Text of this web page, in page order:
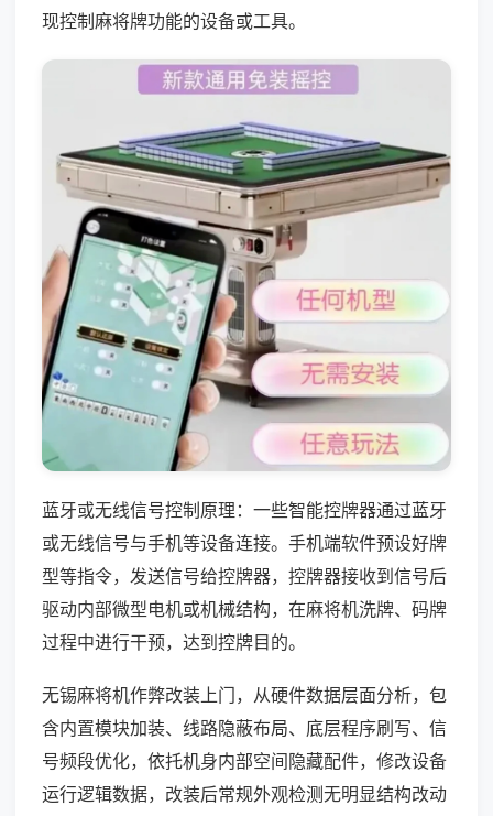
现控制麻将牌功能的设备或工具。
蓝牙或无线信号控制原理：一些智能控牌器通过蓝牙
或无线信号与手机等设备连接。手机端软件预设好牌
型等指令，发送信号给控牌器，控牌器接收到信号后
驱动内部微型电机或机械结构，在麻将机洗牌、码牌
过程中进行干预，达到控牌目的。
无锡麻将机作弊改装上门，从硬件数据层面分析，包
含内置模块加装、线路隐蔽布局、底层程序刷写、信
号频段优化，依托机身内部空间隐藏配件，修改设备
运行逻辑数据，改装后常规外观检测无明显结构改动